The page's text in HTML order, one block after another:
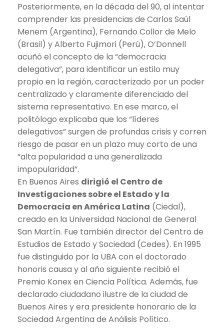
Posteriormente, en la década del 90, al intentar
comprender las presidencias de Carlos Saúl
Menem (Argentina), Fernando Collor de Melo
(Brasil) y Alberto Fujimori (Perú), O’Donnell
acuñó el concepto de la “democracia
delegativa”, para identificar un estilo muy
propio en la región, caracterizado por un poder
centralizado y claramente diferenciado del
sistema representativo. En ese marco, el
politólogo explicaba que los “líderes
delegativos” surgen de profundas crisis y corren
riesgo de pasar en un plazo muy corto de una
“alta popularidad a una generalizada
impopularidad”.
En Buenos Aires dirigió el Centro de
Investigaciones sobre el Estado y la
Democracia en América Latina (Ciedal),
creado en la Universidad Nacional de General
San Martín. Fue también director del Centro de
Estudios de Estado y Sociedad (Cedes). En 1995
fue distinguido por la UBA con el doctorado
honoris causa y al año siguiente recibió el
Premio Konex en Ciencia Política. Además, fue
declarado ciudadano ilustre de la ciudad de
Buenos Aires y era presidente honorario de la
Sociedad Argentina de Análisis Político.